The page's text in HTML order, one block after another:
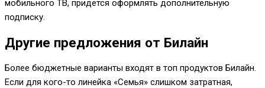
мобильного ТВ, придется оформлять дополнительную
подписку.
Другие предложения от Билайн
Более бюджетные варианты входят в топ продуктов Билайн.
Если для кого-то линейка «Семья» слишком затратная,